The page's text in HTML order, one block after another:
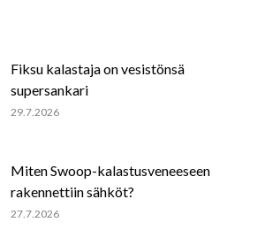
Fiksu kalastaja on vesistönsä
supersankari
29.7.2026
Miten Swoop-kalastusveneeseen
rakennettiin sähköt?
27.7.2026